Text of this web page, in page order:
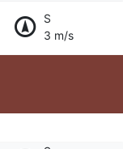
S
3 m/s